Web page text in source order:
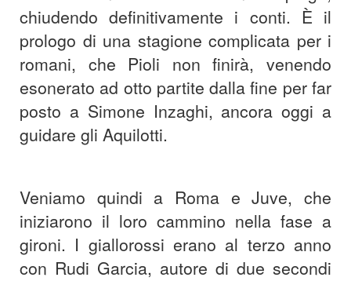
chiudendo definitivamente i conti. È il
prologo di una stagione complicata per i
romani, che Pioli non finirà, venendo
esonerato ad otto partite dalla fine per far
posto a Simone Inzaghi, ancora oggi a
guidare gli Aquilotti.
Veniamo quindi a Roma e Juve, che
iniziarono il loro cammino nella fase a
gironi. I giallorossi erano al terzo anno
con Rudi Garcia, autore di due secondi